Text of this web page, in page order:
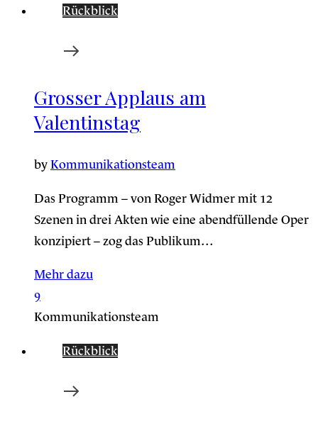
Rückblick
Grosser Applaus am
Valentinstag
by Kommunikationsteam
Das Programm – von Roger Widmer mit 12
Szenen in drei Akten wie eine abendfüllende Oper
konzipiert – zog das Publikum…
Mehr dazu
9
Kommunikationsteam
Rückblick